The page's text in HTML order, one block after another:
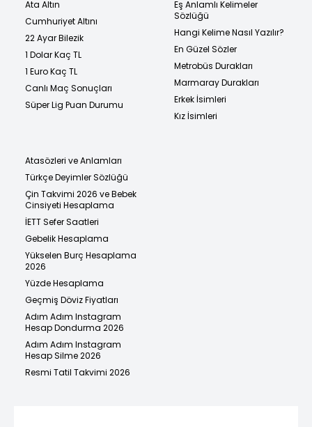
Ata Altın
Cumhuriyet Altını
22 Ayar Bilezik
1 Dolar Kaç TL
1 Euro Kaç TL
Canlı Maç Sonuçları
Süper Lig Puan Durumu
Eş Anlamlı Kelimeler
Sözlüğü
Hangi Kelime Nasıl Yazılır?
En Güzel Sözler
Metrobüs Durakları
Marmaray Durakları
Erkek İsimleri
Kız İsimleri
Atasözleri ve Anlamları
Türkçe Deyimler Sözlüğü
Çin Takvimi 2026 ve Bebek
Cinsiyeti Hesaplama
İETT Sefer Saatleri
Gebelik Hesaplama
Yükselen Burç Hesaplama
2026
Yüzde Hesaplama
Geçmiş Döviz Fiyatları
Adım Adım Instagram
Hesap Dondurma 2026
Adım Adım Instagram
Hesap Silme 2026
Resmi Tatil Takvimi 2026